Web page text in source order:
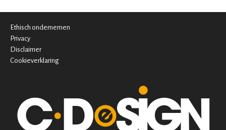
Ethisch ondernemen
Privacy
Disclaimer
Cookieverklaring